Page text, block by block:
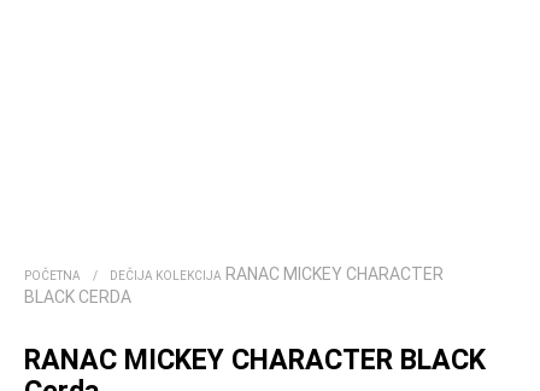
POČETNA / DEČIJA KOLEKCIJA RANAC MICKEY CHARACTER
BLACK CERDA
RANAC MICKEY CHARACTER BLACK